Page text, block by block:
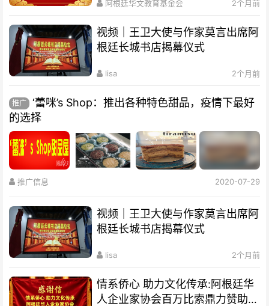
阿根廷华文教育基金会 2个月前
视频｜王卫大使与作家莫言出席阿
根廷长城书店揭幕仪式
lisa 2个月前
推广
‘蕾咪’s Shop：推出各种特色甜品，疫情下最好
的选择
推广信息 2020-07-29
视频｜王卫大使与作家莫言出席阿
根廷长城书店揭幕仪式
lisa 2个月前
情系侨心 助力文化传承:阿根廷华
人企业家协会百万比索鼎力赞助水